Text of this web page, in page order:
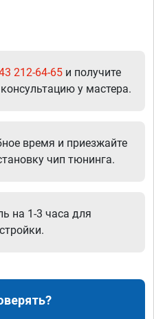
212-64-65 и получите
у мастера.
время и приезжайте
чип тюнинга.
на 1-3 часа для